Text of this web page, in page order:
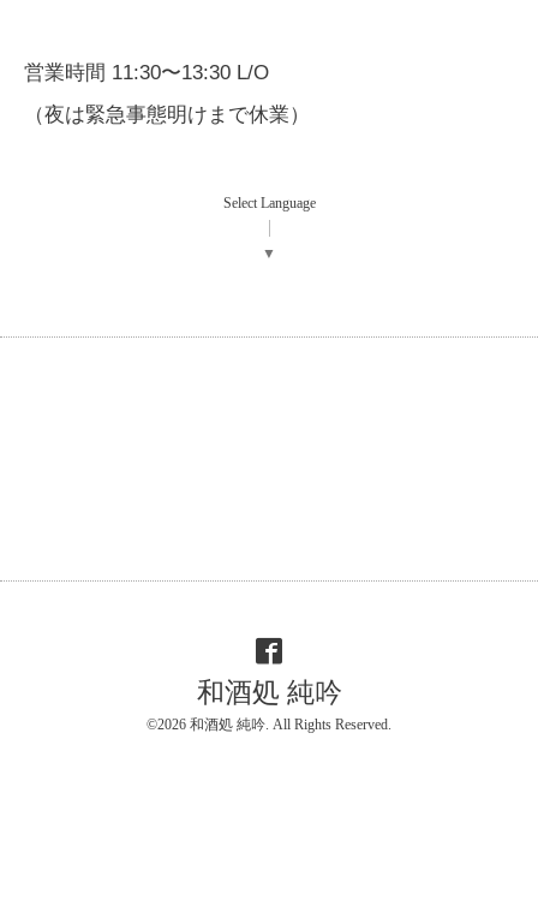
営業時間 11:30〜13:30 L/O
（夜は緊急事態明けまで休業）
Select Language
▼
和酒処 純吟
©2026 和酒処 純吟. All Rights Reserved.